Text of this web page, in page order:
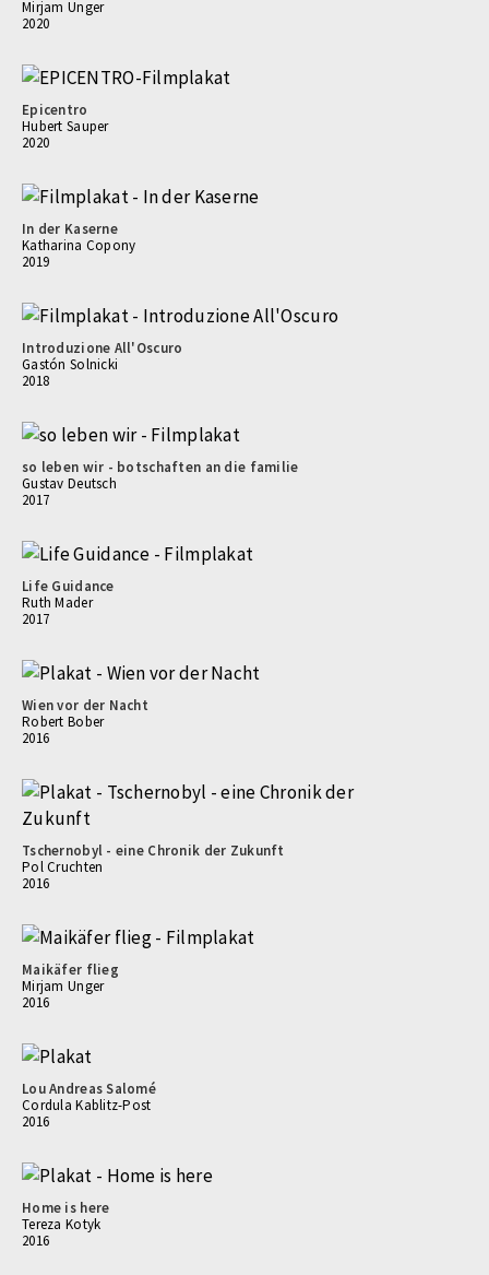
Mirjam Unger
2020
Epicentro
Hubert Sauper
2020
In der Kaserne
Katharina Copony
2019
Introduzione All'Oscuro
Gastón Solnicki
2018
so leben wir - botschaften an die familie
Gustav Deutsch
2017
Life Guidance
Ruth Mader
2017
Wien vor der Nacht
Robert Bober
2016
Tschernobyl - eine Chronik der Zukunft
Pol Cruchten
2016
Maikäfer flieg
Mirjam Unger
2016
Lou Andreas Salomé
Cordula Kablitz-Post
2016
Home is here
Tereza Kotyk
2016